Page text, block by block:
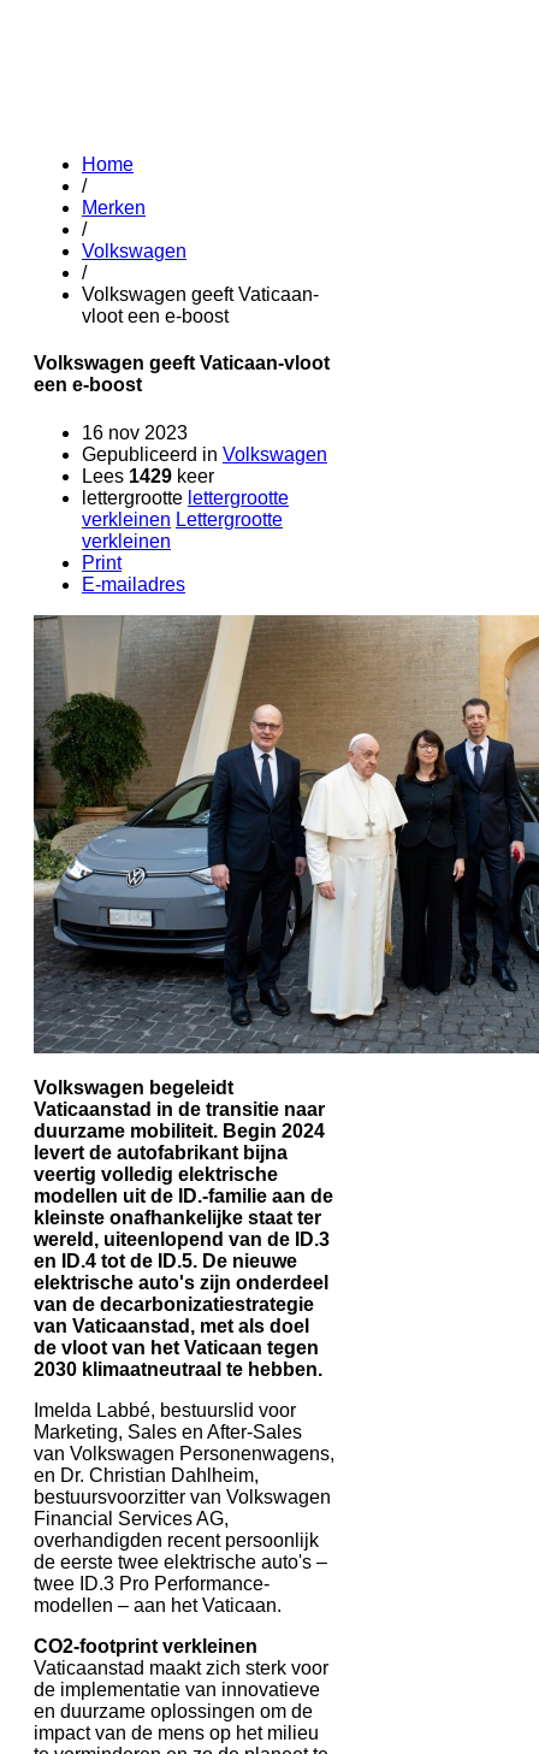
Home
/
Merken
/
Volkswagen
/
Volkswagen geeft Vaticaan-
vloot een e-boost
Volkswagen geeft Vaticaan-vloot
een e-boost
16 nov 2023
Gepubliceerd in Volkswagen
Lees 1429 keer
lettergrootte lettergrootte
verkleinen Lettergrootte
verkleinen
Print
E-mailadres
Volkswagen begeleidt
Vaticaanstad in de transitie naar
duurzame mobiliteit. Begin 2024
levert de autofabrikant bijna
veertig volledig elektrische
modellen uit de ID.-familie aan de
kleinste onafhankelijke staat ter
wereld, uiteenlopend van de ID.3
en ID.4 tot de ID.5. De nieuwe
elektrische auto's zijn onderdeel
van de decarbonizatiestrategie
van Vaticaanstad, met als doel
de vloot van het Vaticaan tegen
2030 klimaatneutraal te hebben.
Imelda Labbé, bestuurslid voor
Marketing, Sales en After-Sales
van Volkswagen Personenwagens,
en Dr. Christian Dahlheim,
bestuursvoorzitter van Volkswagen
Financial Services AG,
overhandigden recent persoonlijk
de eerste twee elektrische auto's –
twee ID.3 Pro Performance-
modellen – aan het Vaticaan.
CO2-footprint verkleinen
Vaticaanstad maakt zich sterk voor
de implementatie van innovatieve
en duurzame oplossingen om de
impact van de mens op het milieu